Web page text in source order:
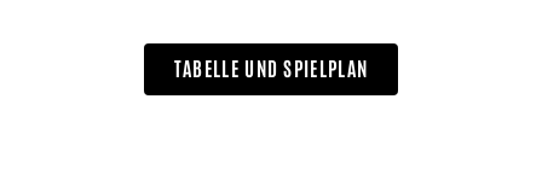
TABELLE UND SPIELPLAN